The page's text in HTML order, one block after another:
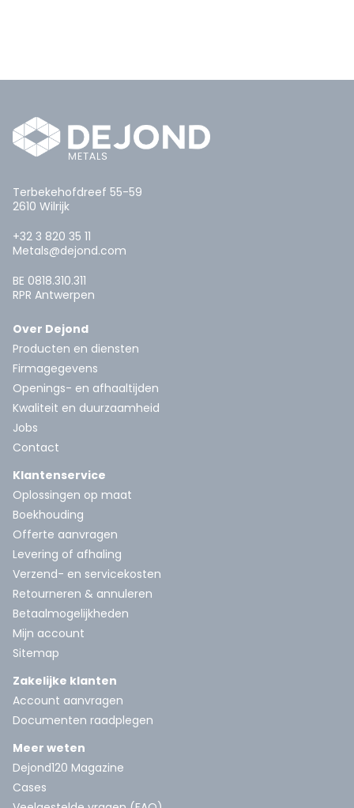
Terbekehofdreef 55-59
2610 Wilrijk
+32 3 820 35 11
Metals@dejond.com
BE 0818.310.311
RPR Antwerpen
Over Dejond
Producten en diensten
Firmagegevens
Openings- en afhaaltijden
Kwaliteit en duurzaamheid
Jobs
Contact
Klantenservice
Oplossingen op maat
Boekhouding
Offerte aanvragen
Levering of afhaling
Verzend- en servicekosten
Retourneren & annuleren
Betaalmogelijkheden
Mijn account
Sitemap
Zakelijke klanten
Account aanvragen
Documenten raadplegen
Meer weten
Dejond120 Magazine
Cases